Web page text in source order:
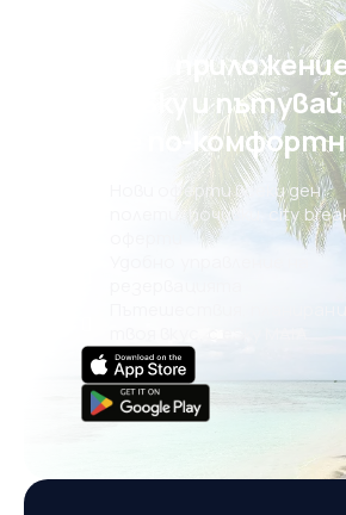
постарае да се почувствате
Свали
на eSky и пътувай
още по-
Нови оферти всеки ден:
полети, почивки, city
Пътешествия,